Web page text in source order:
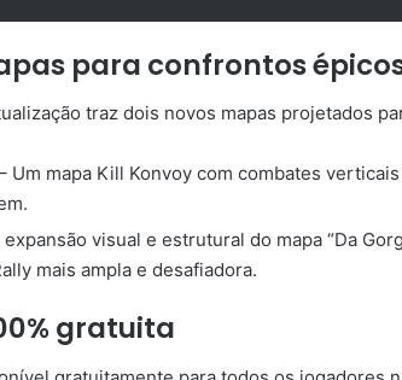
para confrontos
traz dois novos mapas projetados
Um mapa Kill Konvoy com combates
expansão visual e estrutural do mapa “Da
mais ampla e desafiadora.
gratuita